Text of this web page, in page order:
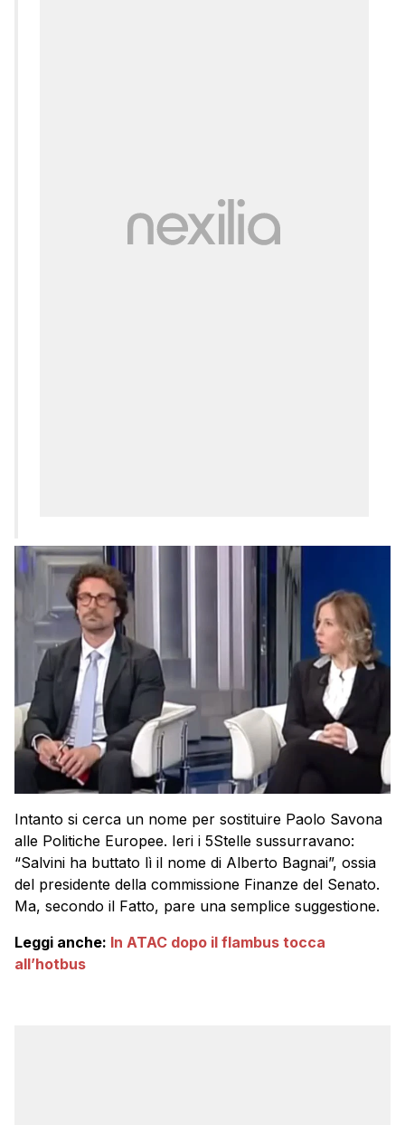
Intanto si cerca un nome per sostituire Paolo Savona
alle Politiche Europee. Ieri i 5Stelle sussurravano:
“Salvini ha buttato lì il nome di Alberto Bagnai”, ossia
del presidente della commissione Finanze del Senato.
Ma, secondo il Fatto, pare una semplice suggestione.
Leggi anche: In ATAC dopo il flambus tocca
all’hotbus